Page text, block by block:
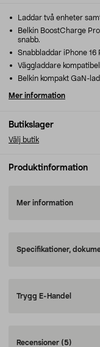
Butikslager
Välj butik
Laddar två enheter
Belkin BoostCharge
snabb.
Snabbladdar iPhone 16
Väggladdare
Belkin kompakt GaN-
Mer information
Produktinformation
Mer information
Specifikationer,
Trygg E-Handel
Recensioner (5)